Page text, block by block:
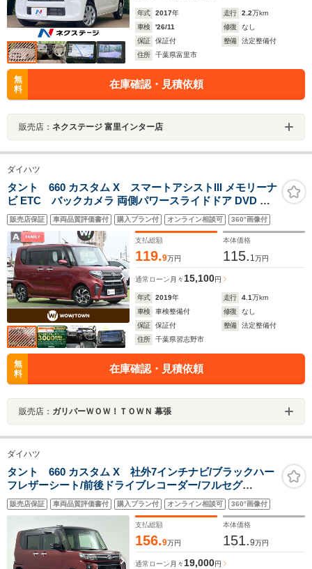
年式 2017年 走行 2.2万km
車検
'26/11 修復
なし
保証
保証付 整備
法定整備付
住所
千葉県富里市
無
料
在庫確認・見積依頼
販売店： ネクステージ 富里インター店
ダイハツ
タント 660 カスタム X スマートアシストIII メモリーナ
ビ ETC バックカメラ 両側パワースライドドア DVD CD
Bluetooth ドライブレコーダー ハーフレザーシート LED
ヘッドライト コーナーセンサーエコアイドル 純正14イン
チアルミホイル
販売店保証 車両品質評価書付 購入プラン付 オンライン相談可 360°画像付
支払総額
119.9万円
本体価格
115. 1 万円
通常ローン 月々 15,100円
年式 2019年 走行 4.1万km
車検
車検整備付 修復
なし
保証
保証付 整備
法定整備付
住所
千葉県習志野市
無
料
在庫確認・見積依頼
販売店： ガリバーＷＯＷ！ＴＯＷＮ 幕張
ダイハツ
タント 660 カスタム X 社外7インチナビ/ブラックハー
フレザーシート/前後ドライブレコーダー/フルセグ
TV/Bluetooth/DVD/バックカメラ/両側パワースライドド
ア/前席温シート/スマートアシスト/レーダークルーズコン
トロール/禁煙車
販売店保証 車両品質評価書付 購入プラン付 オンライン相談可 360°画像付
支払総額
156.9万円
本体価格
151.9万円
通常ローン 月々 19,000円